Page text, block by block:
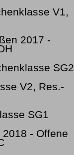
V1,
2017 -
SG2
V2, Res.-
SG1
- Offene